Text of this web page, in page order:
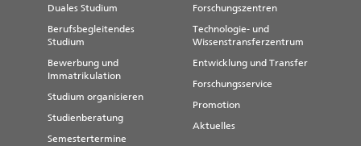
Ombudsperson
Prof. Dr. Kateryna Fuks
Tel.: (0391) 886 43 10
Fax: (0391) 886 42 93
Duales Studium
Berufsbegleitendes
Studium
Bewerbung und
Immatrikulation
Studium organisieren
Studienberatung
Semestertermine
Forschungszentren
Technologie- und
Wissenstransferzentrum
Entwicklung und Transfer
Forschungsservice
Promotion
Aktuelles